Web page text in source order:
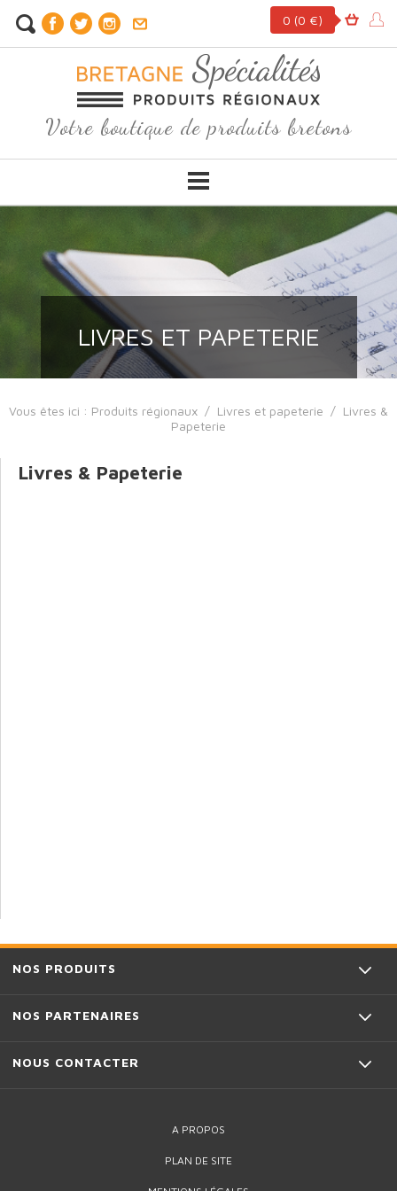
Votre boutique de produits bretons
0 (0 €)
LIVRES ET PAPETERIE
Vous êtes ici : Produits régionaux / Livres et papeterie / Livres &
Papeterie
Livres & Papeterie
NOS PRODUITS
NOS PARTENAIRES
NOUS CONTACTER
A PROPOS
PLAN DE SITE